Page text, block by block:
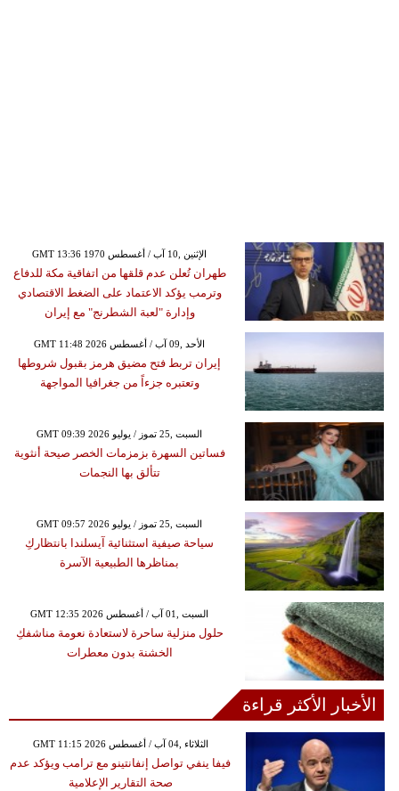
GMT 13:36 1970 الإثنين ,10 آب / أغسطس
طهران تُعلن عدم قلقها من اتفاقية مكة للدفاع
وترمب يؤكد الاعتماد على الضغط الاقتصادي
وإدارة "لعبة الشطرنج" مع إيران
GMT 11:48 2026 الأحد ,09 آب / أغسطس
إيران تربط فتح مضيق هرمز بقبول شروطها
وتعتبره جزءاً من جغرافيا المواجهة
GMT 09:39 2026 السبت ,25 تموز / يوليو
فساتين السهرة بزمزمات الخصر صيحة أنثوية
تتألق بها النجمات
GMT 09:57 2026 السبت ,25 تموز / يوليو
سياحة صيفية استثنائية آيسلندا بانتظاركِ
بمناظرها الطبيعية الآسرة
GMT 12:35 2026 السبت ,01 آب / أغسطس
حلول منزلية ساحرة لاستعادة نعومة مناشفكِ
الخشنة بدون معطرات
الأخبار الأكثر قراءة
GMT 11:15 2026 الثلاثاء ,04 آب / أغسطس
فيفا ينفي تواصل إنفانتينو مع ترامب ويؤكد عدم
صحة التقارير الإعلامية